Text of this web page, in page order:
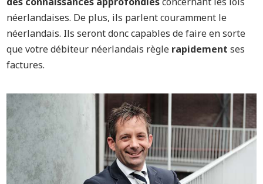
néerlandaises. De plus, ils parlent couramment le
néerlandais. Ils seront donc capables de faire en sorte
que votre débiteur néerlandais règle rapidement ses
factures.